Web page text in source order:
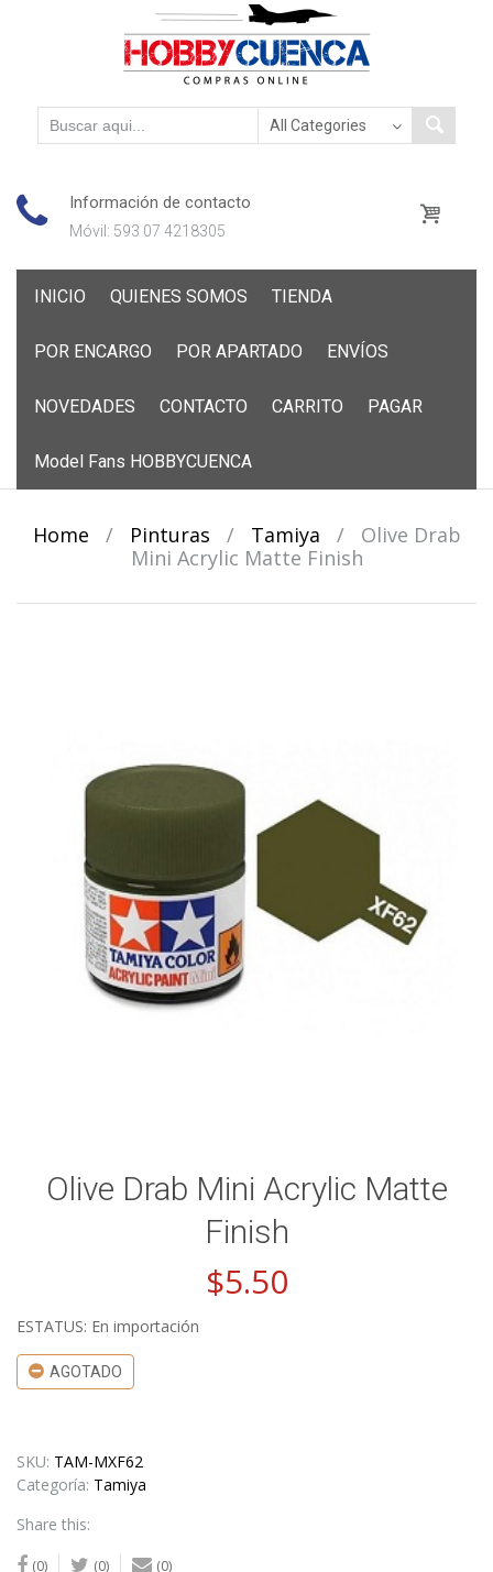
Información de contacto
Móvil: 593 07 4218305
INICIO QUIENES SOMOS TIENDA
POR ENCARGO POR APARTADO ENVÍOS
NOVEDADES CONTACTO CARRITO PAGAR
Model Fans HOBBYCUENCA
Home / Pinturas / Tamiya /
Olive Drab
Mini Acrylic Matte Finish
Olive Drab Mini Acrylic Matte
Finish
$5.50
ESTATUS: En importación
AGOTADO
SKU: TAM-MXF62
Categoría: Tamiya
Share this:
(0) (0) (0)